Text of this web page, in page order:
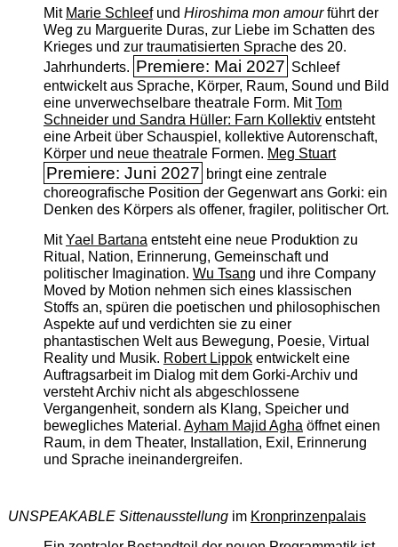
Mit Marie Schleefund Hiroshima mon amourführt der
Weg zu Marguerite Duras, zur Liebe im Schatten des
Krieges und zur traumatisierten Sprache des 20.
Jahrhunderts. Premiere: Mai 2027 Schleef
entwickelt aus Sprache, Körper, Raum, Sound und Bild
eine unverwechselbare theatrale Form. MitTom
Schneider und Sandra Hüller: Farn Kollektiventsteht
eine Arbeit über Schauspiel, kollektive Autorenschaft,
Körper und neue theatrale Formen. Meg Stuart
Premiere: Juni 2027 bringt eine zentrale
choreografische Position der Gegenwart ans Gorki: ein
Denken des Körpers als offener, fragiler, politischer Ort.
MitYael Bartanaentsteht eine neue Produktion zu
Ritual, Nation, Erinnerung, Gemeinschaft und
politischer Imagination. Wu Tsang und ihre Company
Moved by Motion nehmen sich eines klassischen
Stoffs an, spüren die poetischen und philosophischen
Aspekte auf und verdichten sie zu einer
phantastischen Welt aus Bewegung, Poesie, Virtual
Reality und Musik. Robert Lippokentwickelt eine
Auftragsarbeit im Dialog mit dem Gorki-Archiv und
versteht Archiv nicht als abgeschlossene
Vergangenheit, sondern als Klang, Speicher und
bewegliches Material. Ayham Majid Aghaöffnet einen
Raum, in dem Theater, Installation, Exil, Erinnerung
und Sprache ineinandergreifen.
UNSPEAKABLE Sittenausstellungim Kronprinzenpalais